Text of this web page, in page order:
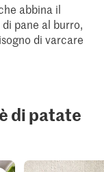
abbina il
pane al burro,
di varcare
di patate